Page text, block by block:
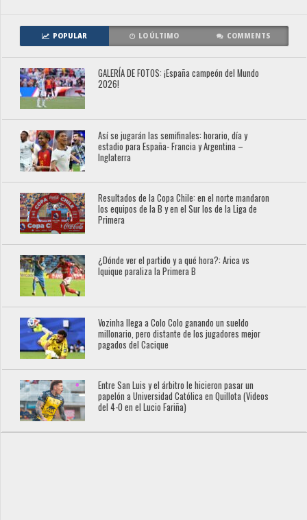
POPULAR LO ÚLTIMO COMMENTS
GALERÍA DE FOTOS: ¡España campeón del Mundo
2026!
Así se jugarán las semifinales: horario, día y
estadio para España- Francia y Argentina –
Inglaterra
Resultados de la Copa Chile: en el norte mandaron
los equipos de la B y en el Sur los de la Liga de
Primera
¿Dónde ver el partido y a qué hora?: Arica vs
Iquique paraliza la Primera B
Vozinha llega a Colo Colo ganando un sueldo
millonario, pero distante de los jugadores mejor
pagados del Cacique
Entre San Luis y el árbitro le hicieron pasar un
papelón a Universidad Católica en Quillota (Videos
del 4-0 en el Lucio Fariña)